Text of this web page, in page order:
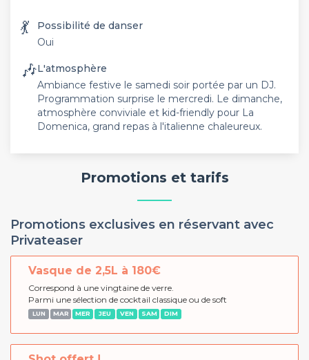
💃
Possibilité de danser
Oui
🎶L'atmosphère
Ambiance festive le samedi soir portée par un DJ.
Programmation surprise le mercredi. Le dimanche,
atmosphère conviviale et kid-friendly pour La
Domenica, grand repas à l'italienne chaleureux.
Promotions et tarifs
Promotions exclusives en réservant avec
Privateaser
Vasque de 2,5L à 180€
Correspond à une vingtaine de verre.
Parmi une sélection de cocktail classique ou de soft
LUN MAR MER JEU VEN SAM DIM